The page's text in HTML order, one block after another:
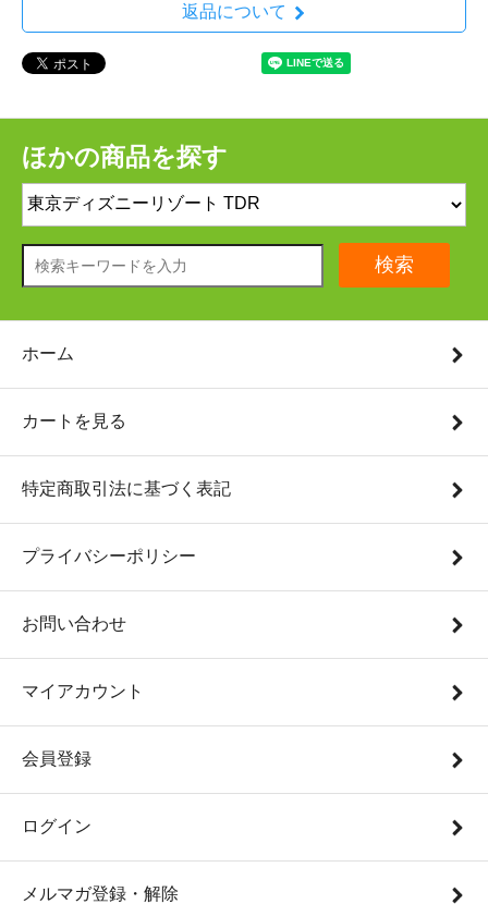
返品について
ほかの商品を探す
検索
ホーム
カートを見る
特定商取引法に基づく表記
プライバシーポリシー
お問い合わせ
マイアカウント
会員登録
ログイン
メルマガ登録・解除